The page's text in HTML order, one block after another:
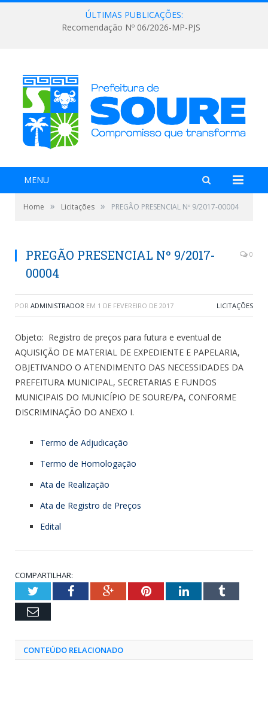
ÚLTIMAS PUBLICAÇÕES:
Recomendação Nº 06/2026-MP-PJS
MENU
Home » Licitações » PREGÃO PRESENCIAL Nº 9/2017-00004
PREGÃO PRESENCIAL Nº 9/2017-
00004
0
POR ADMINISTRADOR EM 1 DE FEVEREIRO DE 2017 LICITAÇÕES
Objeto: Registro de preços para futura e eventual de
AQUISIÇÃO DE MATERIAL DE EXPEDIENTE E PAPELARIA,
OBJETIVANDO O ATENDIMENTO DAS NECESSIDADES DA
PREFEITURA MUNICIPAL, SECRETARIAS E FUNDOS
MUNICIPAIS DO MUNICÍPIO DE SOURE/PA, CONFORME
DISCRIMINAÇÃO DO ANEXO I.
Termo de Adjudicação
Termo de Homologação
Ata de Realização
Ata de Registro de Preços
Edital
COMPARTILHAR:
TwitterFacebookGoogle+PinterestLinkedInTumblr
Email
CONTEÚDO RELACIONADO